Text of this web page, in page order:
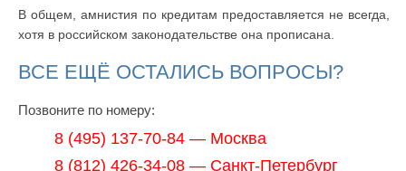
В общем, амнистия по кредитам предоставляется не всегда,
хотя в российском законодательстве она прописана.
ВСЕ ЕЩЁ ОСТАЛИСЬ ВОПРОСЫ?
Позвоните по номеру:
8 (495) 137-70-84 — Москва
8 (812) 426-34-08 — Санкт-Петербург